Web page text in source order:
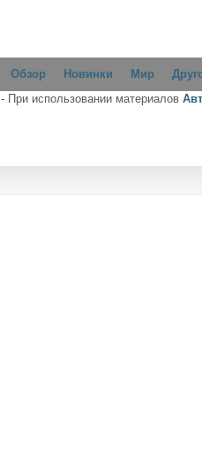
Обзор Новинки Мир
- При использовании материалов